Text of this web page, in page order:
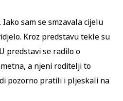
sam se smzavala cijelu
Kroz predstavu tekle su
predstavi se radilo o
a njeni roditelji to
pozorno pratili i pljeskali na